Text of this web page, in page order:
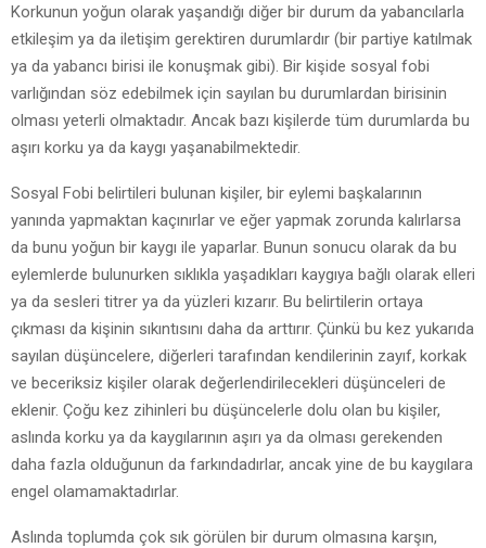
Korkunun yoğun olarak yaşandığı diğer bir durum da yabancılarla
etkileşim ya da iletişim gerektiren durumlardır (bir partiye katılmak
ya da yabancı birisi ile konuşmak gibi). Bir kişide sosyal fobi
varlığından söz edebilmek için sayılan bu durumlardan birisinin
olması yeterli olmaktadır. Ancak bazı kişilerde tüm durumlarda bu
aşırı korku ya da kaygı yaşanabilmektedir.
Sosyal Fobi belirtileri bulunan kişiler, bir eylemi başkalarının
yanında yapmaktan kaçınırlar ve eğer yapmak zorunda kalırlarsa
da bunu yoğun bir kaygı ile yaparlar. Bunun sonucu olarak da bu
eylemlerde bulunurken sıklıkla yaşadıkları kaygıya bağlı olarak elleri
ya da sesleri titrer ya da yüzleri kızarır. Bu belirtilerin ortaya
çıkması da kişinin sıkıntısını daha da arttırır. Çünkü bu kez yukarıda
sayılan düşüncelere, diğerleri tarafından kendilerinin zayıf, korkak
ve beceriksiz kişiler olarak değerlendirilecekleri düşünceleri de
eklenir. Çoğu kez zihinleri bu düşüncelerle dolu olan bu kişiler,
aslında korku ya da kaygılarının aşırı ya da olması gerekenden
daha fazla olduğunun da farkındadırlar, ancak yine de bu kaygılara
engel olamamaktadırlar.
Aslında toplumda çok sık görülen bir durum olmasına karşın,